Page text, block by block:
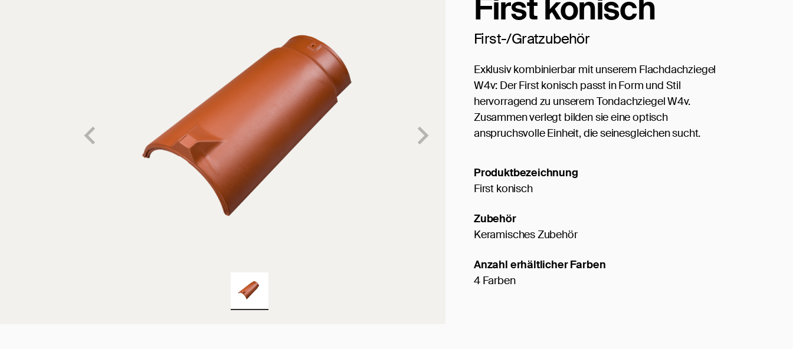
First konisch
First-/Gratzubehör
Exklusiv kombinierbar mit unserem Flachdachziegel
W4v: Der First konisch passt in Form und Stil
hervorragend zu unserem Tondachziegel W4v.
Zusammen verlegt bilden sie eine optisch
anspruchsvolle Einheit, die seinesgleichen sucht.
Produktbezeichnung
First konisch
Zubehör
Keramisches Zubehör
Anzahl erhältlicher Farben
4 Farben